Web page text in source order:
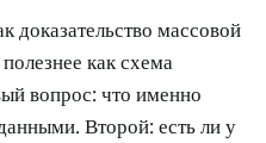
доказательство массовой
как схема
вопрос: что именно
Второй: есть ли у